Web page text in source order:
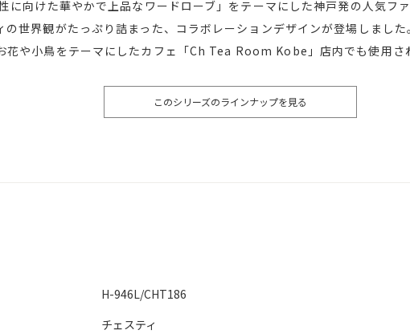
に向けた華やかで上品なワードローブ」をテーマにした神戸発の人気フ
の世界観がたっぷり詰まった、コラボレーションデザインが登場しまし
花や小鳥をテーマにしたカフェ「Ch Tea Room Kobe」店内でも使用さ
このシリーズのラインナップを見る
H-946L/CHT186
チェスティ